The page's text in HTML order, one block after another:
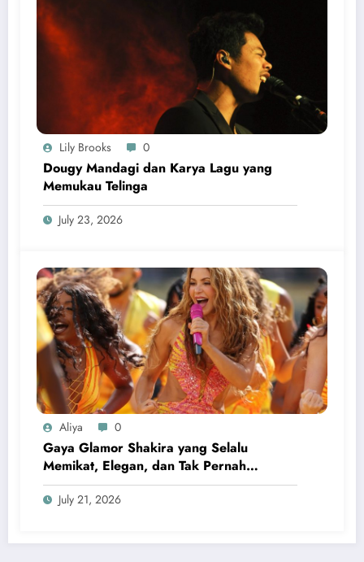
Lily Brooks 0
Dougy Mandagi dan Karya Lagu yang
Memukau Telinga
July 23, 2026
Aliya 0
Gaya Glamor Shakira yang Selalu
Memikat, Elegan, dan Tak Pernah
Kehilangan Pesona
July 21, 2026